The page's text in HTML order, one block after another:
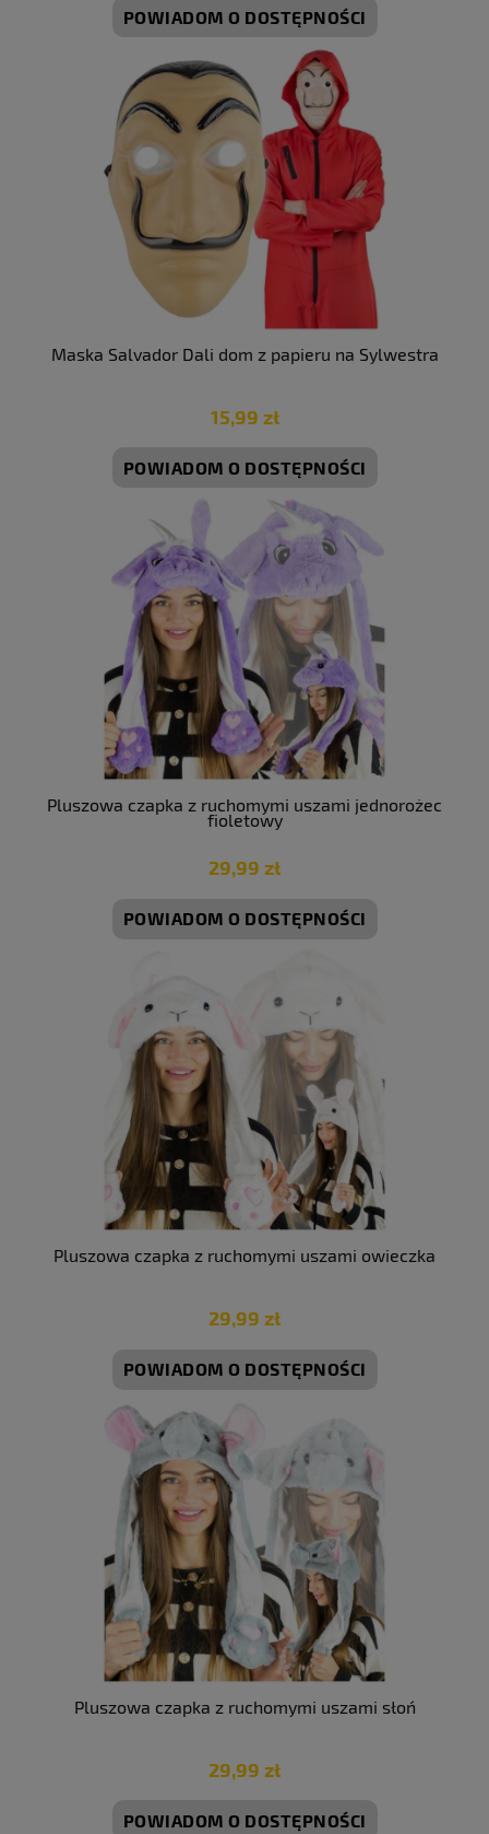
POWIADOM O DOSTĘPNOŚCI
Maska Salvador Dali dom z papieru na Sylwestra
15,99 zł
POWIADOM O DOSTĘPNOŚCI
Pluszowa czapka z ruchomymi uszami jednorożec
fioletowy
29,99 zł
POWIADOM O DOSTĘPNOŚCI
Pluszowa czapka z ruchomymi uszami owieczka
29,99 zł
POWIADOM O DOSTĘPNOŚCI
Pluszowa czapka z ruchomymi uszami słoń
29,99 zł
POWIADOM O DOSTĘPNOŚCI